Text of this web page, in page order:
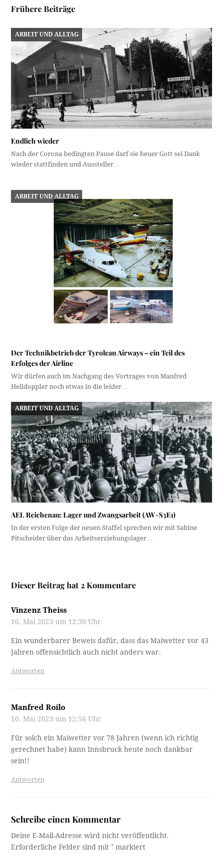
Frühere Beiträge
ARBEIT UND ALLTAG
Endlich wieder
Nach der Corona bedingten Pause darf sie heuer Gott sei Dank
wieder stattfinden und Aussteller…
ARBEIT UND ALLTAG
Der Technikbetrieb der Tyrolean Airways – ein Teil des
Erfolges der Airline
Wir dürfen auch im Nachgang des Vortrages von Manfred
Helldoppler noch etwas in die leider…
ARBEIT UND ALLTAG
AEL Reichenau: Lager und Zwangsarbeit (AW-S3E1)
In der ersten Folge der neuen Staffel sprechen wir mit Sabine
Pitscheider über das Arbeitserziehungslager…
Dieser Beitrag hat 2 Kommentare
Vinzenz Theiss
10. Mai 2023 um 12:30 Uhr
Ein wunderbarer Beweis dafür, dass das Maiwetter vor 43
Jahren offensichtlich auch nicht anders war.
Antworten
Manfred Roilo
10. Mai 2023 um 12:56 Uhr
Für solch ein Maiwetter vor 78 Jahren (wenn ich richtig
gerechnet habe) kann Innsbruck heute noch dankbar
sein!!
Antworten
Schreibe einen Kommentar
Deine E-Mail-Adresse wird nicht veröffentlicht.
Erforderliche Felder sind mit* markiert